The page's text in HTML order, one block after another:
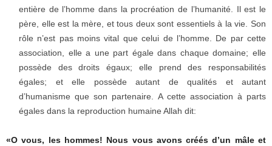
entière de l’homme dans la procréation de l’humanité. Il est le
père, elle est la mère, et tous deux sont essentiels à la vie. Son
rôle n’est pas moins vital que celui de l’homme. De par cette
association, elle a une part égale dans chaque domaine; elle
possède des droits égaux; elle prend des responsabilités
égales; et elle possède autant de qualités et autant
d’humanisme que son partenaire. A cette association à parts
égales dans la reproduction humaine Allah dit:
«O vous, les hommes! Nous vous avons créés d’un mâle et